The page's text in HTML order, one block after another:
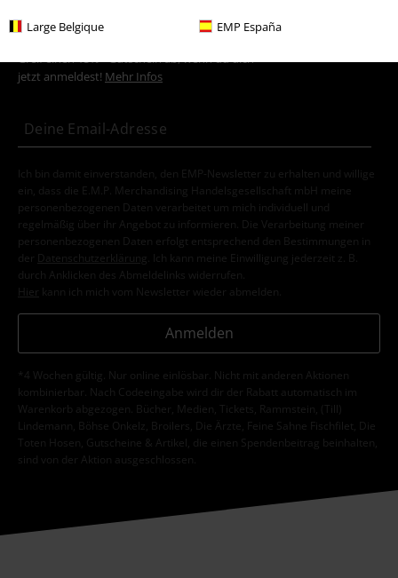
Large Belgique EMP España
E-Mail Newsletter
Greif einen 15%* Gutschein ab, wenn du dich
jetzt anmeldest! Mehr Infos
Ich bin damit einverstanden, den EMP-Newsletter zu erhalten und willige
ein, dass die E.M.P. Merchandising Handelsgesellschaft mbH meine
personenbezogenen Daten verarbeitet um mich individuell und
regelmäßig über ihr Angebot zu informieren. Die Verarbeitung meiner
personenbezogenen Daten erfolgt entsprechend den Bestimmungen in
der
Datenschutzerklärung
. Ich kann meine Einwilligung jederzeit z. B.
durch Anklicken des Abmeldelinks widerrufen.
Hier kann ich mich vom Newsletter wieder abmelden.
Anmelden
*4 Wochen gültig. Nur online einlösbar. Nicht mit anderen Aktionen
kombinierbar. Nach Codeeingabe wird dir der Rabatt automatisch im
Warenkorb abgezogen. Bücher, Medien, Tickets, Rammstein, (Till)
Lindemann, Böhse Onkelz, Broilers, Die Ärzte, Feine Sahne Fischfilet, Die
Toten Hosen, Gutscheine & Artikel, die einen Spendenbeitrag beinhalten,
sind von der Aktion ausgeschlossen.